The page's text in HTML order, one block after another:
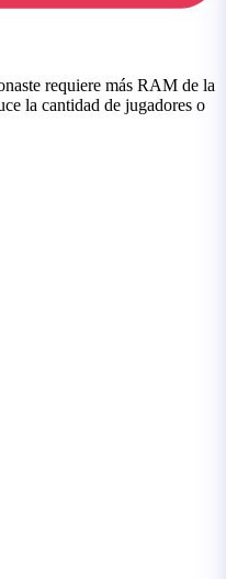
requiere más RAM de la
la cantidad de jugadores o